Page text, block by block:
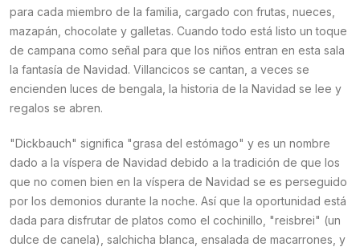
para cada miembro de la familia, cargado con frutas, nueces,
mazapán, chocolate y galletas. Cuando todo está listo un toque
de campana como señal para que los niños entran en esta sala
la fantasía de Navidad. Villancicos se cantan, a veces se
encienden luces de bengala, la historia de la Navidad se lee y
regalos se abren.
"Dickbauch" significa "grasa del estómago" y es un nombre
dado a la víspera de Navidad debido a la tradición de que los
que no comen bien en la víspera de Navidad se es perseguido
por los demonios durante la noche. Así que la oportunidad está
dada para disfrutar de platos como el cochinillo, "reisbrei" (un
dulce de canela), salchicha blanca, ensalada de macarrones, y